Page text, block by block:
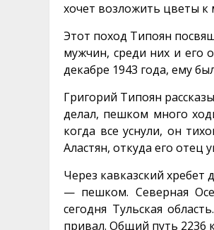
хочет возложить цветы к
Этот поход Типоян
мужчин, среди них и его
декабре 1943 года, ему
Григорий Типоян
делал, пешком много
когда все уснули, он
Аластян, откуда его отец
Через кавказский
— пешком. Северная
сегодня Тульская
привал. Общий путь 2236